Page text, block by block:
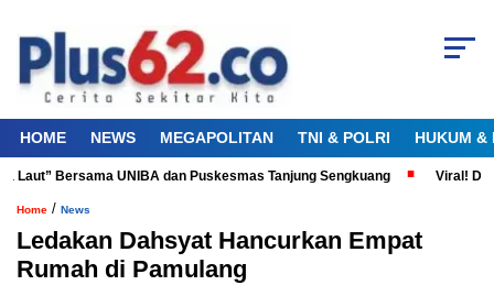
HOME NEWS MEGAPOLITAN TNI & POLRI HUKUM &
Bersama UNIBA dan Puskesmas Tanjung Sengkuang Viral!
Home / News
Ledakan Dahsyat Hancurkan Empat
Rumah di Pamulang